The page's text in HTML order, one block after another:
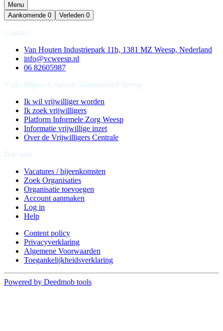
Menu
Aankomende 0 Verleden 0
Van Houten Industriepark 11b, 1381 MZ Weesp, Nederland
info@vcweesp.nl
06 82605987
Ik wil vrijwilliger worden
Ik zoek vrijwilligers
Platform Informele Zorg Weesp
Informatie vrijwillige inzet
Over de Vrijwilligers Centrale
Vacatures / bijeenkomsten
Zoek Organisaties
Organisatie toevoegen
Account aanmaken
Log in
Help
Content policy
Privacyverklaring
Algemene Voorwaarden
Toegankelijkheidsverklaring
Powered by Deedmob tools